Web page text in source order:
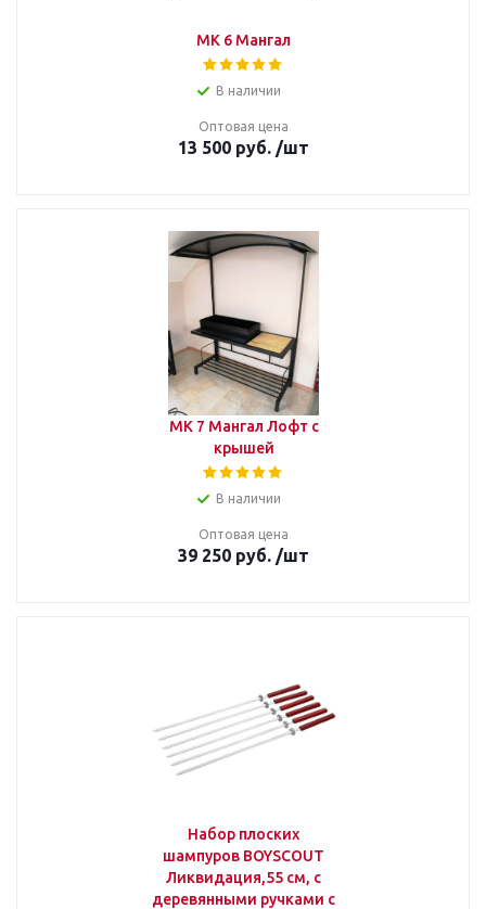
МК 6 Мангал
В наличии
Оптовая цена
13 500 руб. /шт
МК 7 Мангал Лофт с
крышей
В наличии
Оптовая цена
39 250 руб. /шт
Набор плоских
шампуров BOYSCOUT
Ликвидация,55 см, с
деревянными ручками с